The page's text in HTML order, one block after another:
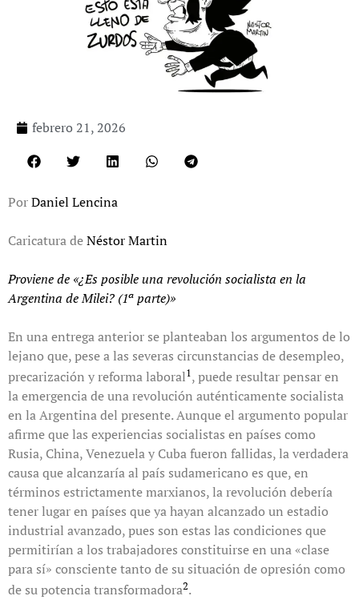
febrero 21, 2026
PorDaniel Lencina
Caricatura deNéstor Martin
Proviene de «¿Es posible una revolución socialista en la
Argentina de Milei? (1ª parte)»
En una entrega anterior se planteaban los argumentos de lo
lejano que, pese a las severas circunstancias de desempleo,
precarización y reforma laboral1, puede resultar pensar en
la emergencia de una revolución auténticamente socialista
en la Argentina del presente. Aunque el argumento popular
afirme que las experiencias socialistas en países como
Rusia, China, Venezuela y Cuba fueron fallidas, la verdadera
causa que alcanzaría al país sudamericano es que, en
términos estrictamente marxianos, la revolución debería
tener lugar en países que ya hayan alcanzado un estadio
industrial avanzado, pues son estas las condiciones que
permitirían a los trabajadores constituirse en una «clase
para sí» consciente tanto de su situación de opresión como
de su potencia transformadora2.